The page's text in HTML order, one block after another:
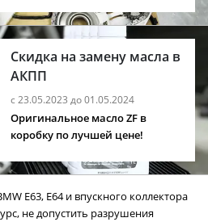
Скидка на замену масла в
АКПП
с 23.05.2023 до 01.05.2024
Оригинальное масло ZF в
коробку по лучшей цене!
E63, E64 и впускного коллектора
не допустить разрушения